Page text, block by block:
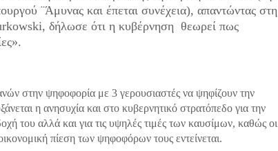
¨Άμυνας και έπεται συνέχεια), απαντώντας στη
δήλωσε ότι η κυβέρνηση θεωρεί πως
στην ψηφοφορία με 3 γερουσιαστές να ψηφίζουν την
η ανησυχία και στο κυβερνητικό στρατόπεδο για την
του αλλά και για τις υψηλές τιμές των καυσίμων, καθώς οι
πίεση των ψηφοφόρων τους εντείνεται.